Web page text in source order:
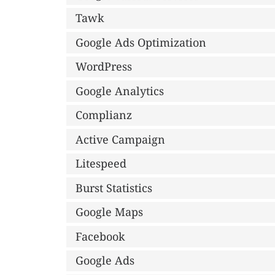
Tawk
Google Ads Optimization
WordPress
Google Analytics
Complianz
Active Campaign
Litespeed
Burst Statistics
Google Maps
Facebook
Google Ads